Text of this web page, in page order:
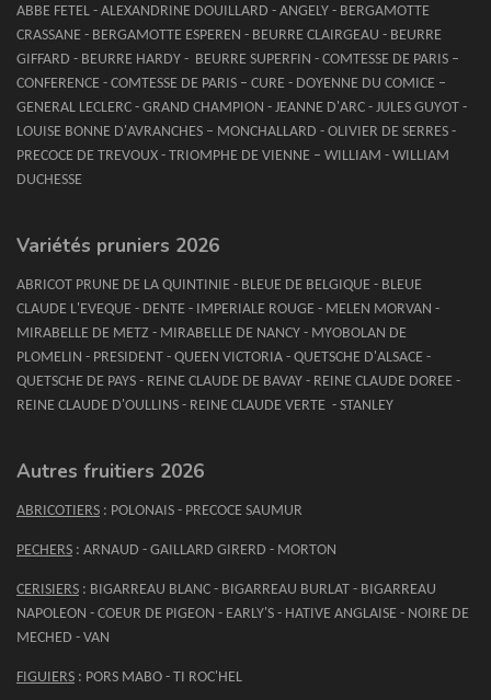
ABBE FETEL - ALEXANDRINE DOUILLARD - ANGELY - BERGAMOTTE
CRASSANE - BERGAMOTTE ESPEREN - BEURRE CLAIRGEAU - BEURRE
GIFFARD - BEURRE HARDY - BEURRE SUPERFIN - COMTESSE DE PARIS –
CONFERENCE - COMTESSE DE PARIS – CURE - DOYENNE DU COMICE –
GENERAL LECLERC - GRAND CHAMPION - JEANNE D'ARC - JULES GUYOT -
LOUISE BONNE D'AVRANCHES – MONCHALLARD - OLIVIER DE SERRES -
PRECOCE DE TREVOUX - TRIOMPHE DE VIENNE – WILLIAM - WILLIAM
DUCHESSE
Variétés pruniers 2026
ABRICOT PRUNE DE LA QUINTINIE - BLEUE DE BELGIQUE - BLEUE
CLAUDE L'EVEQUE - DENTE - IMPERIALE ROUGE - MELEN MORVAN -
MIRABELLE DE METZ - MIRABELLE DE NANCY - MYOBOLAN DE
PLOMELIN - PRESIDENT - QUEEN VICTORIA - QUETSCHE D'ALSACE -
QUETSCHE DE PAYS - REINE CLAUDE DE BAVAY - REINE CLAUDE DOREE -
REINE CLAUDE D'OULLINS - REINE CLAUDE VERTE - STANLEY
Autres fruitiers 2026
ABRICOTIERS : POLONAIS - PRECOCE SAUMUR
PECHERS : ARNAUD - GAILLARD GIRERD - MORTON
CERISIERS : BIGARREAU BLANC - BIGARREAU BURLAT - BIGARREAU
NAPOLEON - COEUR DE PIGEON - EARLY'S - HATIVE ANGLAISE - NOIRE DE
MECHED - VAN
FIGUIERS : PORS MABO - TI ROC'HEL